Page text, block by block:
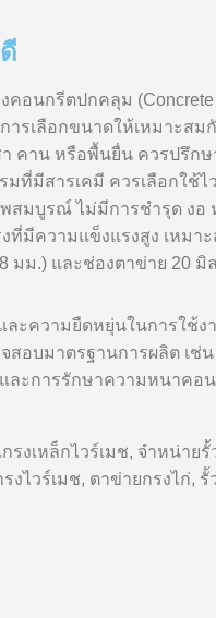
อนกรีตปกคลุม
รเลือกขนาดให้เหมาะส
คาน หรือพื้นยื่น ควรปรึก
ที่มีสารเคมี ควรเลือกใ
สมบูรณ์ ไม่มีการชำรุด ง
งที่มีความแข็งแรงสูง เห
มม.) และช่องตาข่าย 20 มิ
ความยืดหยุ่นในการใช้ง
อบมาตรฐานการผลิต เช่
ละการรักษาความหนาค
กรงเหล็กไวร์เมช, จำหน่
รงไวร์เมช, ตาข่ายกรงไ